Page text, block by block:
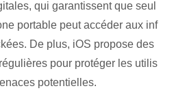
qui garantissent que seul
portable peut accéder aux inf
De plus, iOS propose des
pour protéger les utilis
potentielles.